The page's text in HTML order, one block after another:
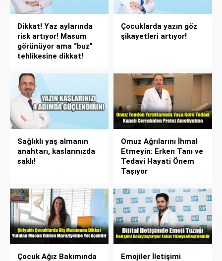
Dikkat! Yaz aylarında
risk artıyor! Masum
görünüyor ama “buz”
tehlikesine dikkat!
Çocuklarda yazın göz
şikayetleri artıyor!
Sağlıklı yaş almanın
anahtarı, kaslarınızda
saklı!
Omuz Ağrılarını İhmal
Etmeyin: Erken Tanı ve
Tedavi Hayati Önem
Taşıyor
Çocuk Ağız Bakımında
Emojiler İletişimi